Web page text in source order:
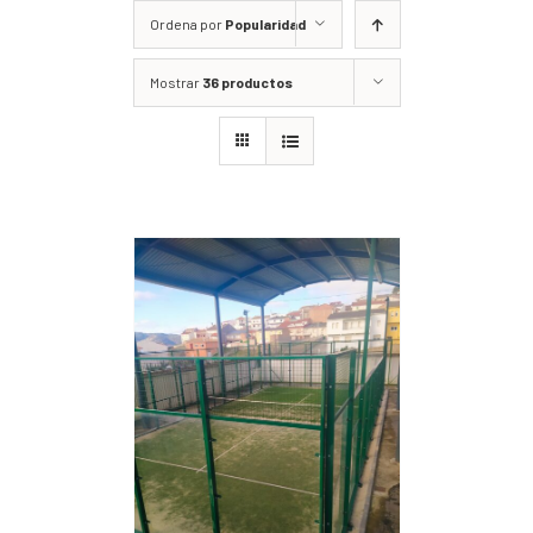
Ordena por Popularidad
Mostrar 36 productos